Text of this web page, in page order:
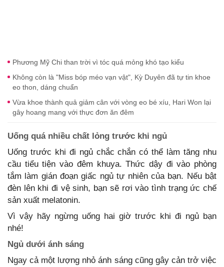
Phương Mỹ Chi than trời vì tóc quá mỏng khó tạo kiểu
Không còn là "Miss bóp méo vạn vật", Kỳ Duyên đã tự tin khoe
eo thon, dáng chuẩn
Vừa khoe thành quả giảm cân với vòng eo bé xíu, Hari Won lại
gây hoang mang với thực đơn ăn đêm
Uống quá nhiều chất lỏng trước khi ngủ
Uống trước khi đi ngủ chắc chắn có thể làm tăng nhu
cầu tiểu tiện vào đêm khuya. Thức dậy đi vào phòng
tắm làm gián đoạn giấc ngủ tự nhiên của bạn. Nếu bật
đèn lên khi đi vệ sinh, bạn sẽ rơi vào tình trạng ức chế
sản xuất melatonin.
Vì vậy hãy ngừng uống hai giờ trước khi đi ngủ bạn
nhé!
Ngủ dưới ánh sáng
Ngay cả một lượng nhỏ ánh sáng cũng gây cản trở việc